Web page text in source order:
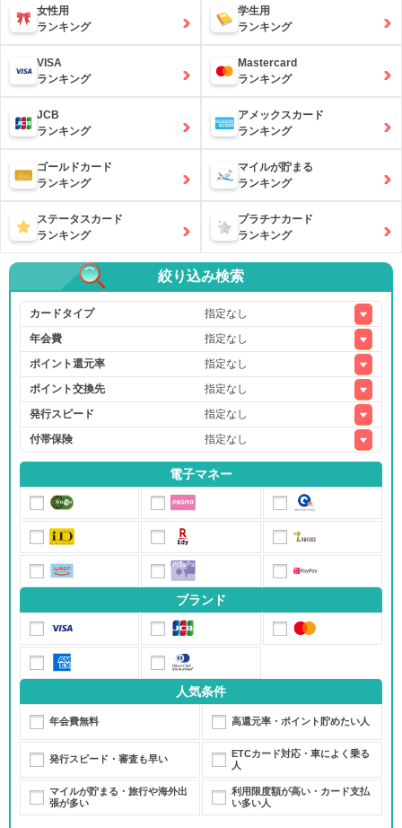
女性用
ランキング
学生用
ランキング
VISA
ランキング
Mastercard
ランキング
JCB
ランキング
アメックスカード
ランキング
ゴールドカード
ランキング
マイルが貯まる
ランキング
ステータスカード
ランキング
プラチナカード
ランキング
絞り込み検索
カードタイプ
年会費
ポイント還元率
ポイント交換先
発行スピード
付帯保険
電子マネー
ブランド
人気条件
年会費無料 高還元率・ポイント貯めたい人
発行スピード・審査も早い
ETCカード対応・車によく乗る
人
マイルが貯まる・旅行や海外出
張が多い
利用限度額が高い・カード支払
い多い人